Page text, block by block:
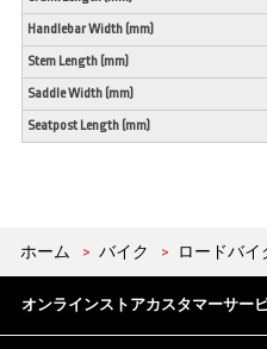
Handlebar Width (mm)
Stem Length (mm)
Saddle Width (mm)
Seatpost Length (mm)
ホーム > バイク > ロードバイ
オンラインストアカスタマーサー